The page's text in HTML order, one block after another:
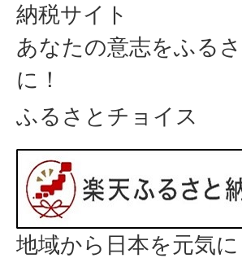
納税サイト
あなたの意志をふる
に！
ふるさとチョイス
地域から日本を元気に